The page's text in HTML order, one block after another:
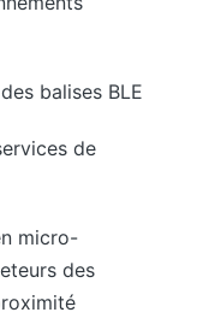
balises BLE
de
micro-
des